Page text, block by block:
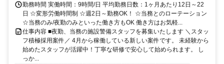
勤務時間 実働時間：9時間/日 平均勤務日数：1ヶ月あたり12日～22
日 ☆変形労働時間制 ☆週2日～勤務OK！ ☆当務とのローテーション
☆当務のみ/夜勤のみといった働き方もOK 働き方はお気軽...
仕事内容 ■夜勤、当務の施設警備スタッフを募集いたします ＼スタッ
フ積極採用案件／ 4月から稼働している新しい案件です。 未経験から
始めたスタッフが活躍中！丁寧な研修で安心して始められます。 し
っか...